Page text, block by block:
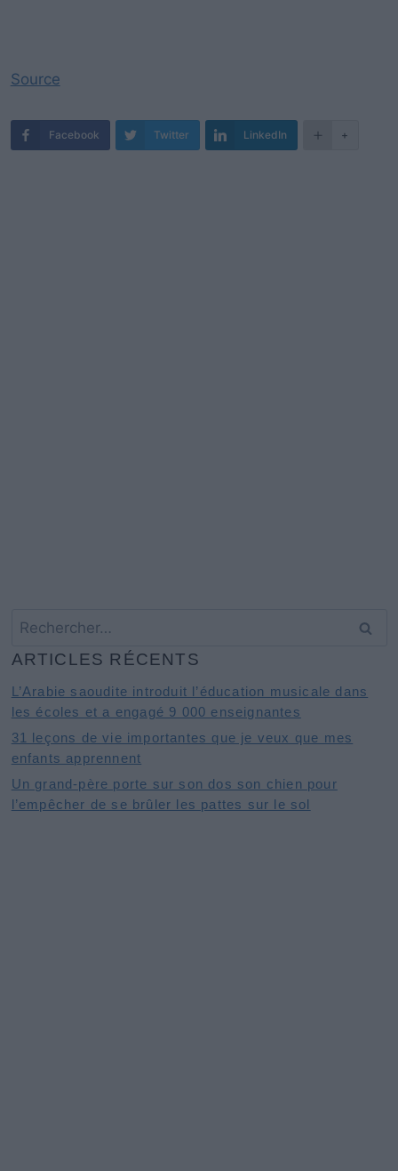
Source
Facebook Twitter LinkedIn +
ARTICLES RÉCENTS
L’Arabie saoudite introduit l’éducation musicale dans
les écoles et a engagé 9 000 enseignantes
31 leçons de vie importantes que je veux que mes
enfants apprennent
Un grand-père porte sur son dos son chien pour
l’empêcher de se brûler les pattes sur le sol